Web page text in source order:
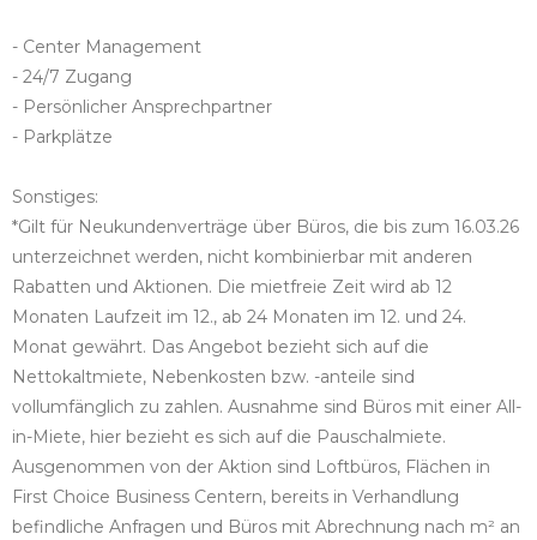
- Center Management
- 24/7 Zugang
- Persönlicher Ansprechpartner
- Parkplätze
Sonstiges:
*Gilt für Neukundenverträge über Büros, die bis zum 16.03.26
unterzeichnet werden, nicht kombinierbar mit anderen
Rabatten und Aktionen. Die mietfreie Zeit wird ab 12
Monaten Laufzeit im 12., ab 24 Monaten im 12. und 24.
Monat gewährt. Das Angebot bezieht sich auf die
Nettokaltmiete, Nebenkosten bzw. -anteile sind
vollumfänglich zu zahlen. Ausnahme sind Büros mit einer All-
in-Miete, hier bezieht es sich auf die Pauschalmiete.
Ausgenommen von der Aktion sind Loftbüros, Flächen in
First Choice Business Centern, bereits in Verhandlung
befindliche Anfragen und Büros mit Abrechnung nach m² an